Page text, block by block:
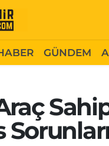
GÜNDEM
Haritası
ve Fikstür